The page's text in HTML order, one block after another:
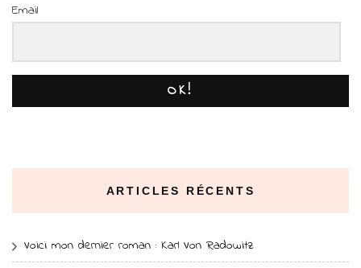
Email
OK!
ARTICLES RÉCENTS
Voici mon dernier roman : Karl Von Radowitz